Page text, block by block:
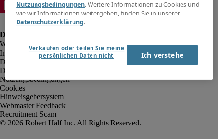
Impressum
Datenschutz
Datenschutz Arbeitnehmer/Zeitarbeitskräfte
Nutzungsbedingungen
Cookies
Hinweisgebersystem
Webmaster Feedback
Recruitment Scam
Nutzungsbedingungen. Weitere Informationen zu Cookies und
wie wir Informationen weitergeben, finden Sie in unserer
Datenschutzerklärung.
Verkaufen oder teilen Sie meine
persönlichen Daten nicht
Ich verstehe